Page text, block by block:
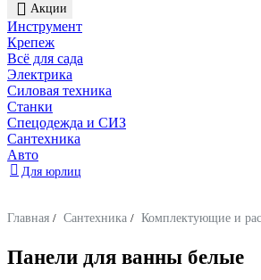
Акции
Инструмент
Крепеж
Всё для сада
Электрика
Силовая техника
Станки
Спецодежда и СИЗ
Сантехника
Авто
Для юрлиц
Главная / Сантехника / Комплектующие и
Панели для ванны белые